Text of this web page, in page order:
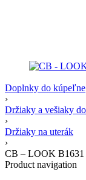
Doplnky do kúpeľne
›
Držiaky a vešiaky
›
Držiaky na uterák
›
CB – LOOK B1631
Product navigation